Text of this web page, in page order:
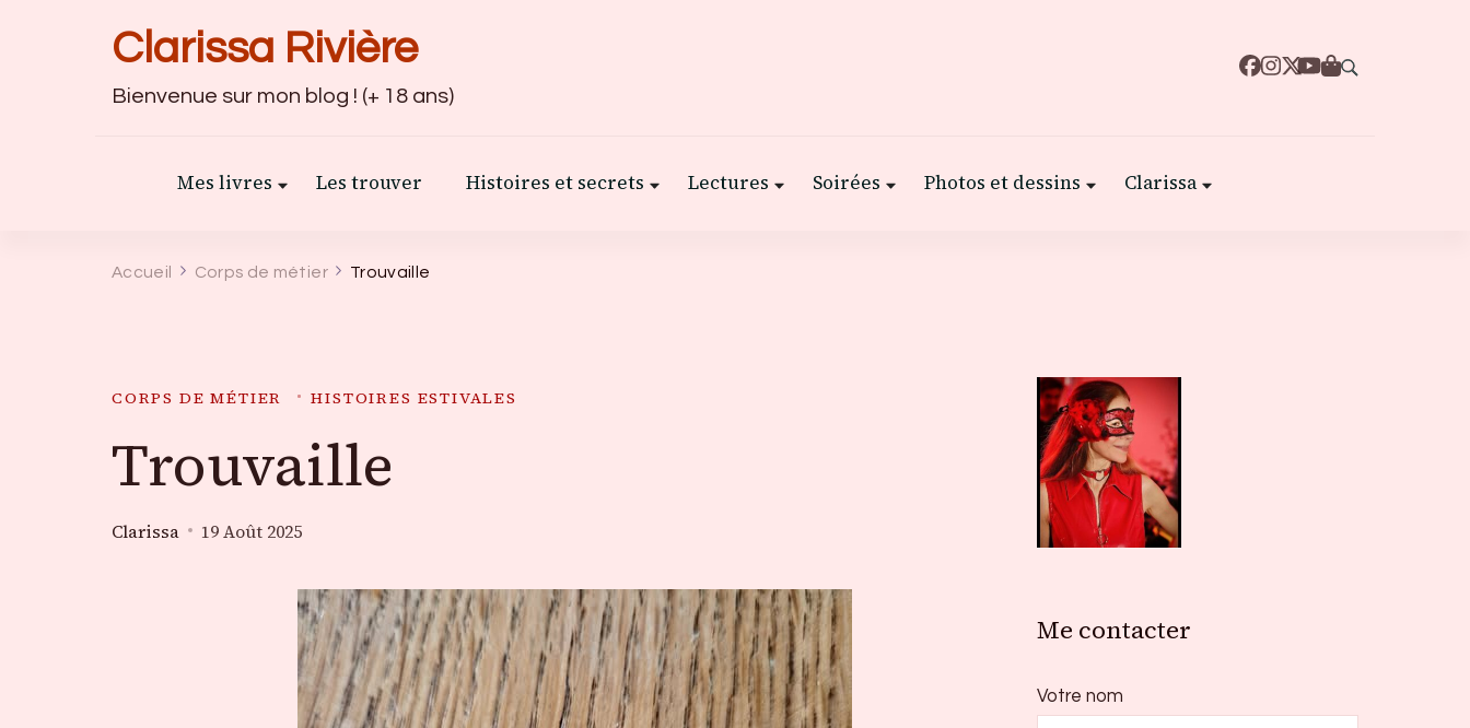
Clarissa Rivière
Bienvenue sur mon blog ! (+ 18 ans)
Mes livres Les trouver Histoires et secrets Lectures Soirées Photos et dessins Clarissa
Accueil Corps de métier Trouvaille
CORPS DE MÉTIER HISTOIRES ESTIVALES
Trouvaille
Clarissa 19 Août 2025
Me contacter
Votre nom